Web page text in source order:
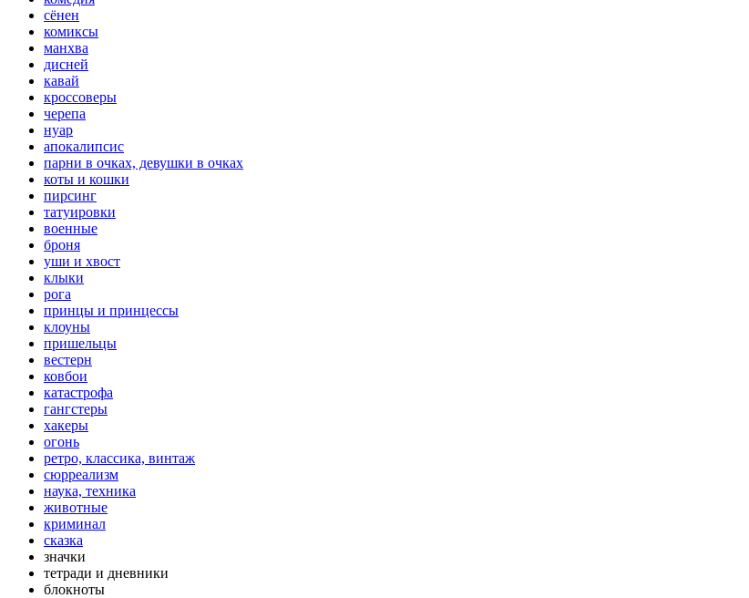
сёнен
комиксы
манхва
дисней
кавай
кроссоверы
черепа
нуар
апокалипсис
парни в очках, девушки в очках
коты и кошки
пирсинг
татуировки
военные
броня
уши и хвост
клыки
рога
принцы и принцессы
клоуны
пришельцы
вестерн
ковбои
катастрофа
гангстеры
хакеры
огонь
ретро, классика, винтаж
сюрреализм
наука, техника
животные
криминал
сказка
значки
тетради и дневники
блокноты